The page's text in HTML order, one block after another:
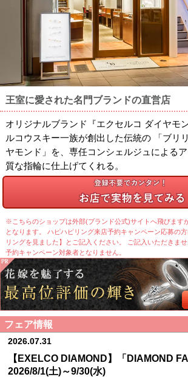
王室に愛された名門ブランドの直営店
オリジナルブランド『エクセルコ ダイヤモ
ルコウスキー一族が創出した伝統の 「ブリ
ヤモンド」を、専任コンシェルジュによる
質な指輪に仕上げてくれる。
※こちらのショップは外部(ブランド公式)サイトへ飛びます
となります。 ハピハピリング来店予約キャンペーン応募の
リングを見ました】とご記入ください。 ご記入いただきま
予約キャンペーン対象者となりません。
フェア情報
2026.07.31
【EXELCO DIAMOND】「DIAMOND
2026/8/1(土)～9/30(水)